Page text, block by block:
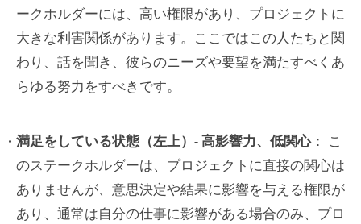
ークホルダーには、高い権限があり、プロジェクトに
大きな利害関係があります。ここではこの人たちと関
わり、話を聞き、彼らのニーズや要望を満たすべくあ
らゆる努力をすべきです。
満足をしている状態（左上）- 高影響力、低関心： こ
のステークホルダーは、プロジェクトに直接の関心は
ありませんが、意思決定や結果に影響を与える権限が
あり、通常は自分の仕事に影響がある場合のみ、プロ